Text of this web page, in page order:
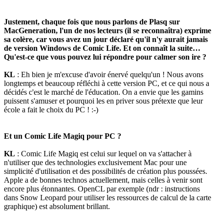
Justement, chaque fois que nous parlons de Plasq sur
MacGeneration, l'un de nos lecteurs (il se reconnaîtra) exprime
sa colère, car vous avez un jour déclaré qu'il n'y aurait jamais
de version Windows de Comic Life. Et on connaît la suite…
Qu'est-ce que vous pouvez lui répondre pour calmer son ire ?
KL : Eh bien je m'excuse d'avoir énervé quelqu'un ! Nous avons
longtemps et beaucoup réfléchi à cette version PC, et ce qui nous a
décidés c'est le marché de l'éducation. On a envie que les gamins
puissent s'amuser et pourquoi les en priver sous prétexte que leur
école a fait le choix du PC ! :-)
Et un Comic Life Magiq pour PC ?
KL : Comic Life Magiq est celui sur lequel on va s'attacher à
n'utiliser que des technologies exclusivement Mac pour une
simplicité d'utilisation et des possibilités de création plus poussées.
Apple a de bonnes technos actuellement, mais celles à venir sont
encore plus étonnantes. OpenCL par exemple (ndr : instructions
dans Snow Leopard pour utiliser les ressources de calcul de la carte
graphique) est absolument brillant.